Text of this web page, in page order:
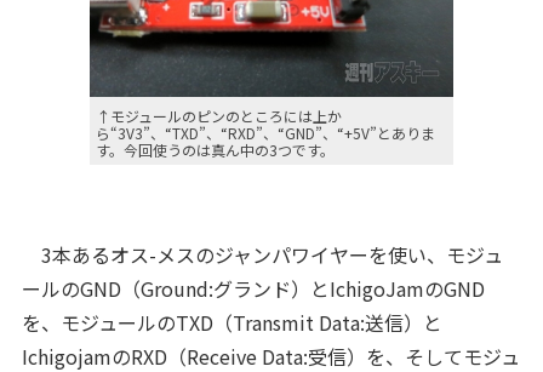
↑モジュールのピンのところには上か
ら“3V3”、“TXD”、“RXD”、“GND”、“+5V”とありま
す。今回使うのは真ん中の3つです。
3本あるオス-メスのジャンパワイヤーを使い、モジュ
ールのGND（Ground:グランド）とIchigoJamのGND
を、モジュールのTXD（Transmit Data:送信）と
IchigojamのRXD（Receive Data:受信）を、そしてモジュ